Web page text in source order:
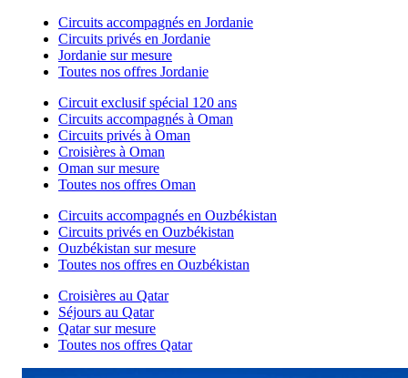
Circuits accompagnés en Jordanie
Circuits privés en Jordanie
Jordanie sur mesure
Toutes nos offres Jordanie
Circuit exclusif spécial 120 ans
Circuits accompagnés à Oman
Circuits privés à Oman
Croisières à Oman
Oman sur mesure
Toutes nos offres Oman
Circuits accompagnés en Ouzbékistan
Circuits privés en Ouzbékistan
Ouzbékistan sur mesure
Toutes nos offres en Ouzbékistan
Croisières au Qatar
Séjours au Qatar
Qatar sur mesure
Toutes nos offres Qatar